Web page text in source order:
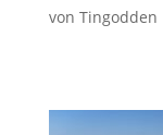
von Tingodden